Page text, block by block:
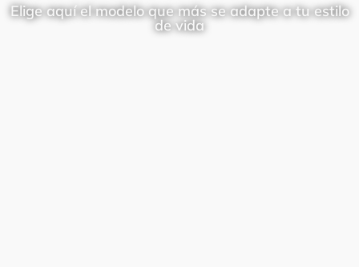
Elige aquí el modelo que más se adapte a tu estilo
de vida